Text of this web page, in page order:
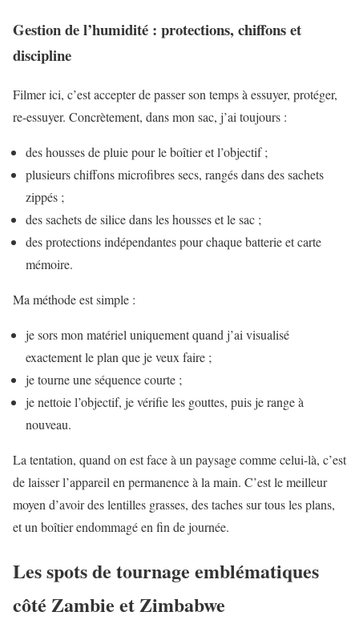
Gestion de l’humidité : protections, chiffons et
discipline
Filmer ici, c’est accepter de passer son temps à essuyer, protéger,
re-essuyer. Concrètement, dans mon sac, j’ai toujours :
des housses de pluie pour le boîtier et l’objectif ;
plusieurs chiffons microfibres secs, rangés dans des sachets
zippés ;
des sachets de silice dans les housses et le sac ;
des protections indépendantes pour chaque batterie et carte
mémoire.
Ma méthode est simple :
je sors mon matériel uniquement quand j’ai visualisé
exactement le plan que je veux faire ;
je tourne une séquence courte ;
je nettoie l’objectif, je vérifie les gouttes, puis je range à
nouveau.
La tentation, quand on est face à un paysage comme celui-là, c’est
de laisser l’appareil en permanence à la main. C’est le meilleur
moyen d’avoir des lentilles grasses, des taches sur tous les plans,
et un boîtier endommagé en fin de journée.
Les spots de tournage emblématiques
côté Zambie et Zimbabwe